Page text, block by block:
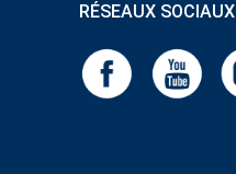
RÉSEAUX SOCIAUX